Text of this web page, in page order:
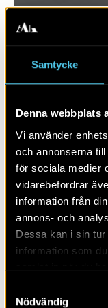
Samtycke
Denna webbplats
Vi använder
och annonserna
för sociala medier
vidarebefordrar
information från
annons- och
Dessa kan i sin
information som
Nödvändig
RAPPORT 2024:29
Ett par